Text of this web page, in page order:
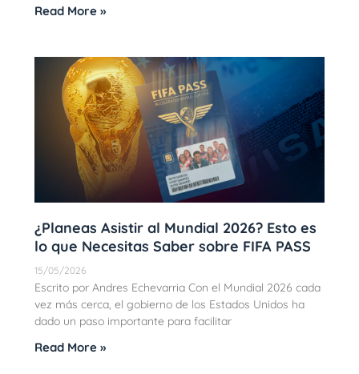
Read More »
¿Planeas Asistir al Mundial 2026? Esto es
lo que Necesitas Saber sobre FIFA PASS
15/05/2026
Escrito por Andres Echevarria Con el Mundial 2026 cada
vez más cerca, el gobierno de los Estados Unidos ha
dado un paso importante para facilitar
Read More »